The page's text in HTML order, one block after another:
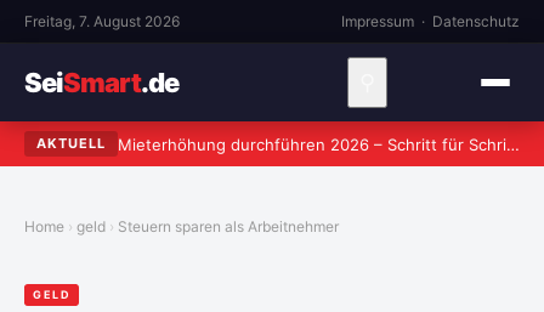
Freitag, 7. August 2026 Impressum · Datenschutz
SeiSmart.de
AKTUELL Mieterhöhung durchführen 2026 – Schritt für Schritt zum rechtssicheren Verlangen
Home geld Steuern sparen als Arbeitnehmer
GELD